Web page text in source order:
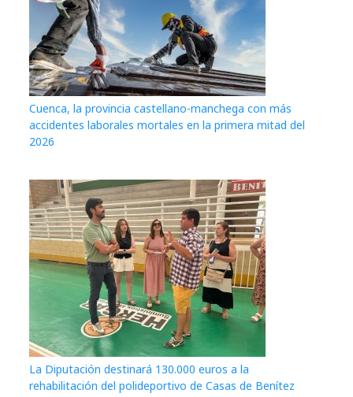
Cuenca, la provincia castellano-manchega con más
accidentes laborales mortales en la primera mitad del
2026
La Diputación destinará 130.000 euros a la
rehabilitación del polideportivo de Casas de Benítez